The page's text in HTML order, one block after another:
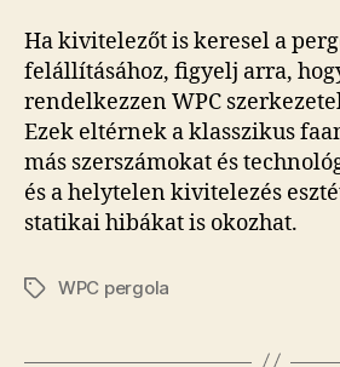
Ha kivitelezőt is keresel a
felállításához, figyelj arra,
rendelkezzen WPC
Ezek eltérnek a klasszikus
más szerszámokat és
és a helytelen kivitelezés
statikai hibákat is okozhat.
CímkékWPC pergola